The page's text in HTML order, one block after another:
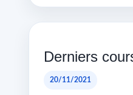
Derniers
20/11/2021